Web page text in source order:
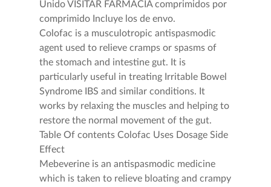
Unido VISITAR FARMACIA comprimidos por
comprimido Incluye los de envo.
Colofac is a musculotropic antispasmodic
agent used to relieve cramps or spasms of
the stomach and intestine gut. It is
particularly useful in treating Irritable Bowel
Syndrome IBS and similar conditions. It
works by relaxing the muscles and helping to
restore the normal movement of the gut.
Table Of contents Colofac Uses Dosage Side
Effect
Mebeverine is an antispasmodic medicine
which is taken to relieve bloating and crampy